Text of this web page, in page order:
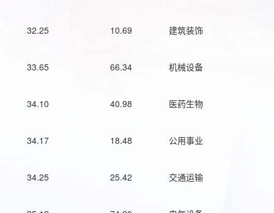
32.25 10.69 建筑装饰
33.65 66.34 机械设备
34.10 40.98 医药生物
34.17 18.48 公用事业
34.25 25.42 交通运输